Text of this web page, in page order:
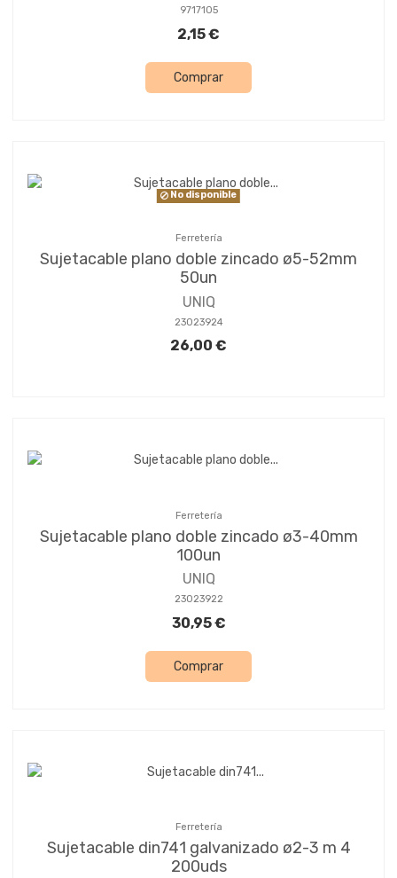
9717105
2,15 €
Comprar
No disponible
Ferretería
Sujetacable plano doble zincado ø5-52mm
50un
UNIQ
23023924
26,00 €
Ferretería
Sujetacable plano doble zincado ø3-40mm
100un
UNIQ
23023922
30,95 €
Comprar
Ferretería
Sujetacable din741 galvanizado ø2-3 m 4
200uds